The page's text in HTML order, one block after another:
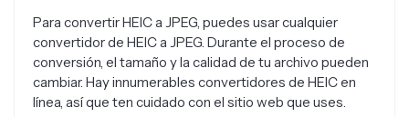
conversión, el tamaño y la calidad de tu archivo pueden
cambiar. Hay innumerables convertidores de HEIC en
línea, así que ten cuidado con el sitio web que uses.
Kapwing es una buena opción para convertir los
principales tipos de archivo ya que tienes control total